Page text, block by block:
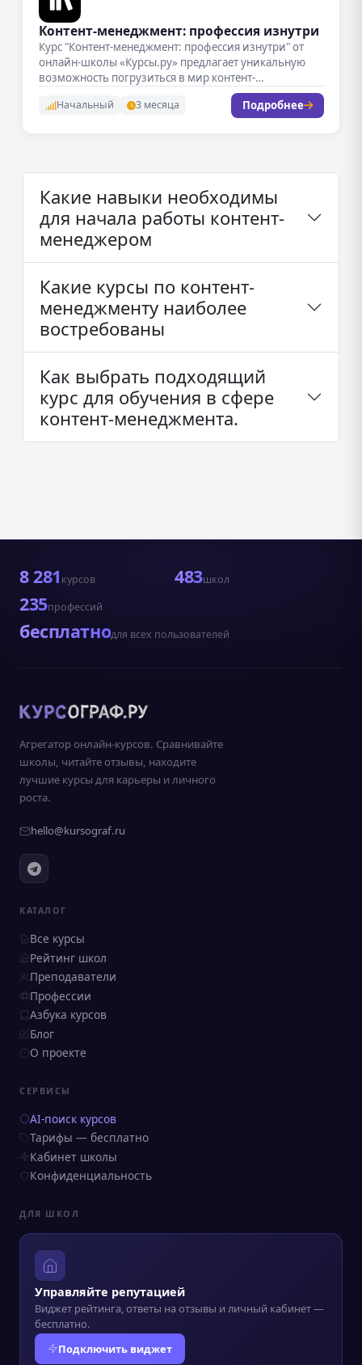
Контент-менеджмент: профессия изнутри
Курс "Контент-менеджмент: профессия изнутри" от
онлайн-школы «Курсы.ру» предлагает уникальную
возможность погрузиться в мир контент-
менеджмента. Занятия проходят в формате…
Начальный 3 месяца Подробнее
Какие навыки необходимы
для начала работы контент-
менеджером
Какие курсы по контент-
менеджменту наиболее
востребованы
Как выбрать подходящий
курс для обучения в сфере
контент-менеджмента.
8 281 курсов 483школ
235профессий
бесплатнодля всех пользователей
Агрегатор онлайн-курсов. Сравнивайте
школы, читайте отзывы, находите
лучшие курсы для карьеры и личного
роста.
hello@kursograf.ru
КАТАЛОГ
Все курсы
Рейтинг школ
Преподаватели
Профессии
Азбука курсов
Блог
О проекте
СЕРВИСЫ
AI-поиск курсов
Тарифы — бесплатно
Кабинет школы
Конфиденциальность
ДЛЯ ШКОЛ
Управляйте репутацией
Виджет рейтинга, ответы на отзывы и личный кабинет —
бесплатно.
Подключить виджет